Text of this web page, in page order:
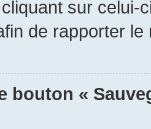
sur
de rapporter le
bouton «